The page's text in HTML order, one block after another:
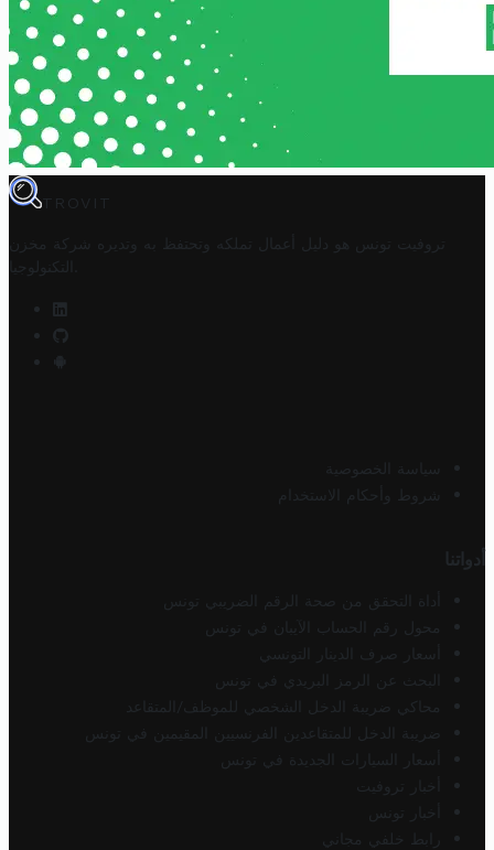
TROVIT
تروفيت تونس هو دليل أعمال تملكه وتحتفظ به وتديره
شركة مخزن
التكنولوجيا
سياسة الخصوصية
شروط وأحكام الاستخدام
أدواتنا
أداة التحقق من صحة الرقم الضريبي تونس
محول رقم الحساب الآيبان في تونس
أسعار صرف الدينار التونسي
البحث عن الرمز البريدي في تونس
محاكي ضريبة الدخل الشخصي للموظف/المتقاعد
ضريبة الدخل للمتقاعدين الفرنسيين المقيمين في تونس
أسعار السيارات الجديدة في تونس
أخبار تروفيت
أخبار تونس
رابط خلفي مجاني